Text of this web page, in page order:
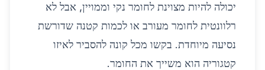
יכולה להיות מצוינת לחומר נקי וממויין, אבל לא
רלוונטית לחומר מעורב או לכמות קטנה שדורשת
נסיעה מיוחדת. בקשו מכל קונה להסביר לאיזו
קטגוריה הוא משייך את החומר.